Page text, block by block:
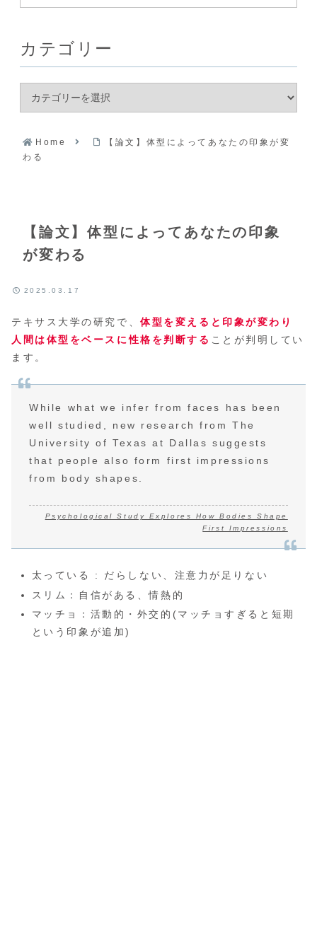
カテゴリー
Home
【論文】体型によってあなたの印象が変
わる
【論文】体型によってあなたの印象
が変わる
2025.03.17
テキサス大学の研究で、体型を変えると印象が変わり
人間は体型をベースに性格を判断する ことが判明してい
ます。
While what we infer from faces has been
well studied, new research from The
University of Texas at Dallas suggests
that people also form first impressions
from body shapes.
Psychological Study Explores How Bodies Shape
First Impressions
太っている : だらしない、注意力が足りない
スリム：自信がある、情熱的
マッチョ：活動的・外交的(マッチョすぎると短期
という印象が追加)